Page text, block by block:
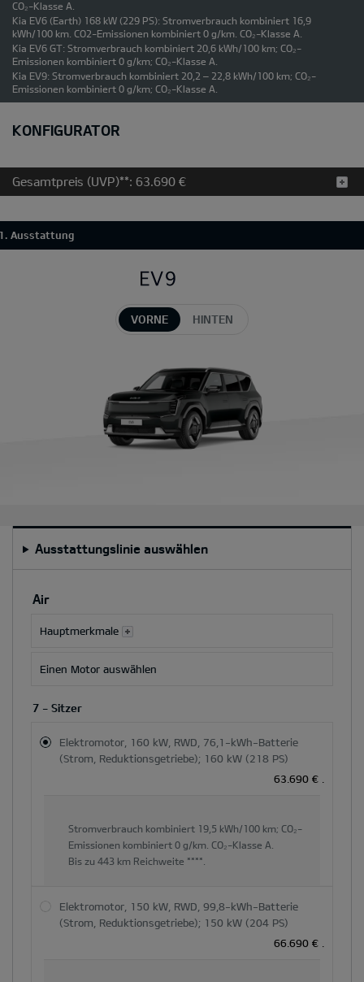
CO₂-Klasse A.
Kia EV6 (Earth) 168 kW (229 PS): Stromverbrauch kombiniert 16,9
kWh/100 km. CO2-Emissionen kombiniert 0 g/km. CO₂-Klasse A.
Kia EV6 GT: Stromverbrauch kombiniert 20,6 kWh/100 km; CO₂-
Emissionen kombiniert 0 g/km; CO₂-Klasse A.
Kia EV9: Stromverbrauch kombiniert 20,2 – 22,8 kWh/100 km; CO₂-
Emissionen kombiniert 0 g/km; CO₂-Klasse A.
KONFIGURATOR
Gesamtpreis (UVP)**: 63.690 €
Ausstattung
VORNE HINTEN
Ausstattungslinie auswählen
Auswahl
Besatz-
Farboption
Air
Hauptmerkmale
Einen Motor auswählen
7 - Sitzer
Elektromotor, 160 kW, RWD, 76,1-kWh-Batterie
(Strom, Reduktionsgetriebe); 160 kW (218 PS)
63.690 €
Stromverbrauch kombiniert 19,5 kWh/100 km; CO₂-
Emissionen kombiniert 0 g/km. CO₂-Klasse A.
Bis zu 443 km Reichweite ****.
Elektromotor, 150 kW, RWD, 99,8-kWh-Batterie
(Strom, Reduktionsgetriebe); 150 kW (204 PS)
66.690 €